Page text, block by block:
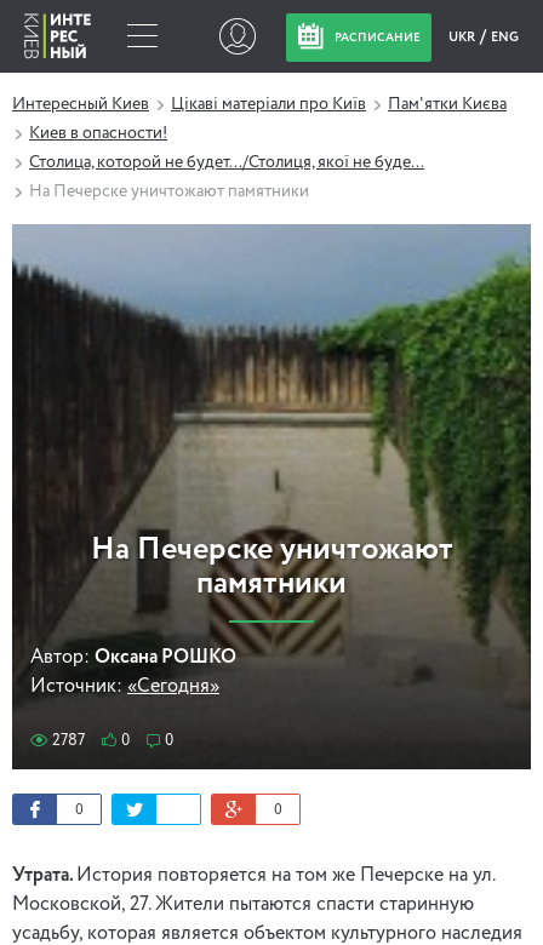
РАСПИСАНИЕ UKR ENG
Интересный Киев Цікаві матеріали про Київ
Пам'ятки Києва
Киев в опасности!
Столица, которой не будет.../Столиця, якої не буде...
На Печерске уничтожают памятники
На Печерске уничтожают
памятники
Автор: Оксана РОШКО
Источник: «Сегодня»
2787 0 0
0 0
Утрата. История повторяется на том же Печерске на ул.
Московской, 27. Жители пытаются спасти старинную
усадьбу, которая является объектом культурного наследия